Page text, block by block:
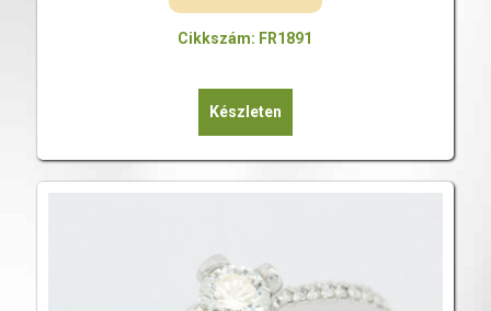
Cikkszám: FR1891
Készleten